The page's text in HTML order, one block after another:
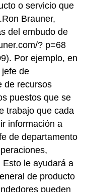
o servicio que
Brauner,
del embudo de
? p=68
Por ejemplo, en
de
de recursos
puestos que se
trabajo que cada
información a
de departamento
le ayudará a
de producto
pueden